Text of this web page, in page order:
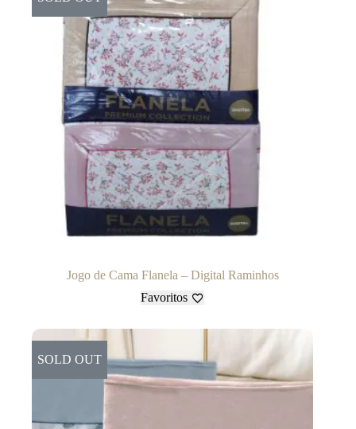
Jogo de Cama Flanela – Digital Raminhos
Favoritos
SOLD OUT